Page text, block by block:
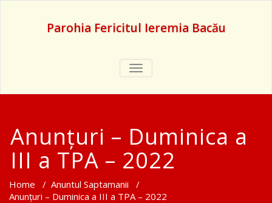
Parohia Fericitul Ieremia Bacău
TOGGLE
NAVIGATION
Anunțuri – Duminica a
III a TPA – 2022
Home / Anuntul Saptamanii /
Anunțuri – Duminica a III a TPA – 2022